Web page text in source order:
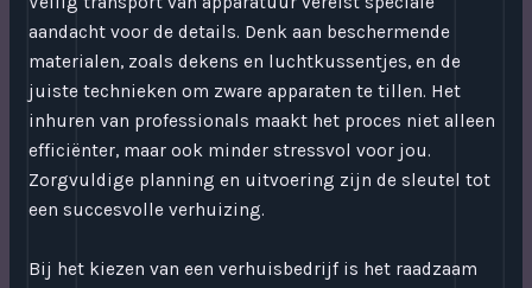
aandacht voor de details. Denk aan beschermende
materialen, zoals dekens en luchtkussentjes, en de
juiste technieken om zware apparaten te tillen. Het
inhuren van professionals maakt het proces niet alleen
efficiënter, maar ook minder stressvol voor jou.
Zorgvuldige planning en uitvoering zijn de sleutel tot
een succesvolle verhuizing.
Bij het kiezen van een verhuisbedrijf is het raadzaam